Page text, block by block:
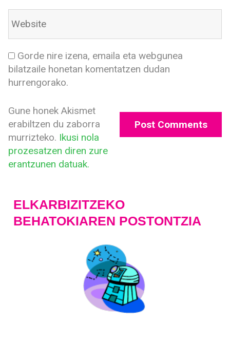
Gorde nire izena, emaila eta webgunea
bilatzaile honetan komentatzen dudan
hurrengorako.
Gune honek Akismet
erabiltzen du zaborra
murrizteko. Ikusi nola
prozesatzen diren zure
erantzunen datuak.
ELKARBIZITZEKO
BEHATOKIAREN POSTONTZIA